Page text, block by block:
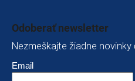
Odoberať newsletter
Nezmeškajte žiadne novinky
Email